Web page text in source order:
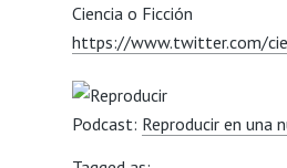
Ciencia o Ficción
https://www.twitter.com/
Podcast: Reproducir en una